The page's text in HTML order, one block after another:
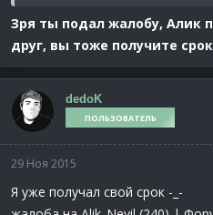
Зря ты подал жалобу, Алик
друг, вы тоже получите
dedoK
ПОЛЬЗОВАТЕЛЬ
29 Ноя 2015
Я уже получал свой срок -_-